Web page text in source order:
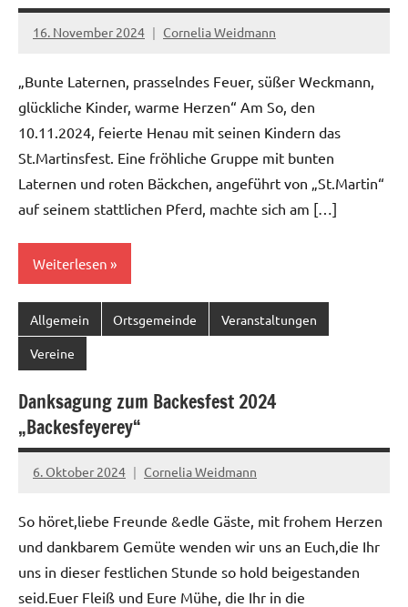
16. November 2024 Cornelia Weidmann
„Bunte Laternen, prasselndes Feuer, süßer Weckmann,
glückliche Kinder, warme Herzen“ Am So, den
10.11.2024, feierte Henau mit seinen Kindern das
St.Martinsfest. Eine fröhliche Gruppe mit bunten
Laternen und roten Bäckchen, angeführt von „St.Martin“
auf seinem stattlichen Pferd, machte sich am […]
Weiterlesen
Allgemein Ortsgemeinde Veranstaltungen
Vereine
Danksagung zum Backesfest 2024
„Backesfeyerey“
6. Oktober 2024 Cornelia Weidmann
So höret,liebe Freunde &edle Gäste, mit frohem Herzen
und dankbarem Gemüte wenden wir uns an Euch,die Ihr
uns in dieser festlichen Stunde so hold beigestanden
seid.Euer Fleiß und Eure Mühe, die Ihr in die